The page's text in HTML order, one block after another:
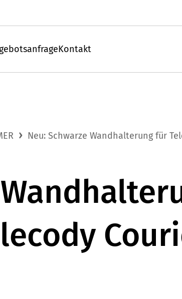
Kontakt
Neu: Schwarze Wandhalterung für